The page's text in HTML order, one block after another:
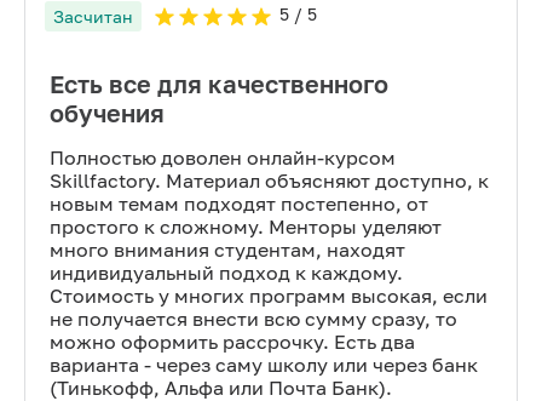
Засчитан 5/ 5
Есть все для качественного
обучения
Полностью доволен онлайн-курсом
Skillfactory. Материал объясняют доступно, к
новым темам подходят постепенно, от
простого к сложному. Менторы уделяют
много внимания студентам, находят
индивидуальный подход к каждому.
Стоимость у многих программ высокая, если
не получается внести всю сумму сразу, то
можно оформить рассрочку. Есть два
варианта - через саму школу или через банк
(Тинькофф, Альфа или Почта Банк).